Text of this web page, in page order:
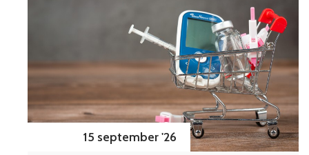
15 september '26